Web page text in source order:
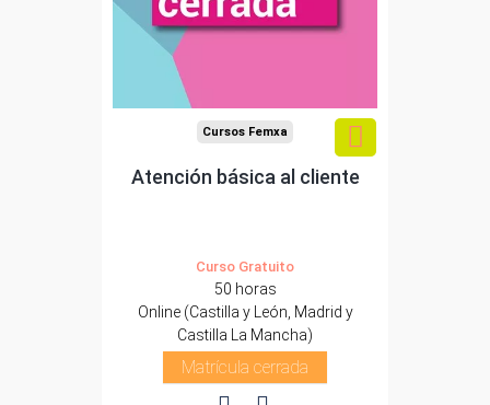
Cursos Femxa
Atención básica al cliente
Curso Gratuito
50 horas
Online (Castilla y León, Madrid y
Castilla La Mancha)
Matrícula cerrada